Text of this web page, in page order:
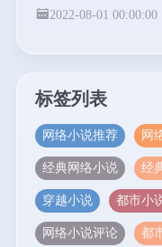
2022-08-01 00:00:00
标签列表
网络小说推荐 网
经典网络小说 经
穿越小说 都市小
网络小说评论 都